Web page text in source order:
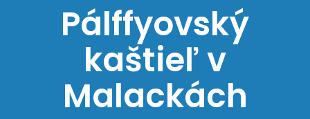
Pálffyovský
kaštieľ v
Malackách